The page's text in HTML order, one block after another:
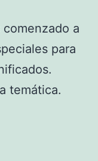
a
para
temática.